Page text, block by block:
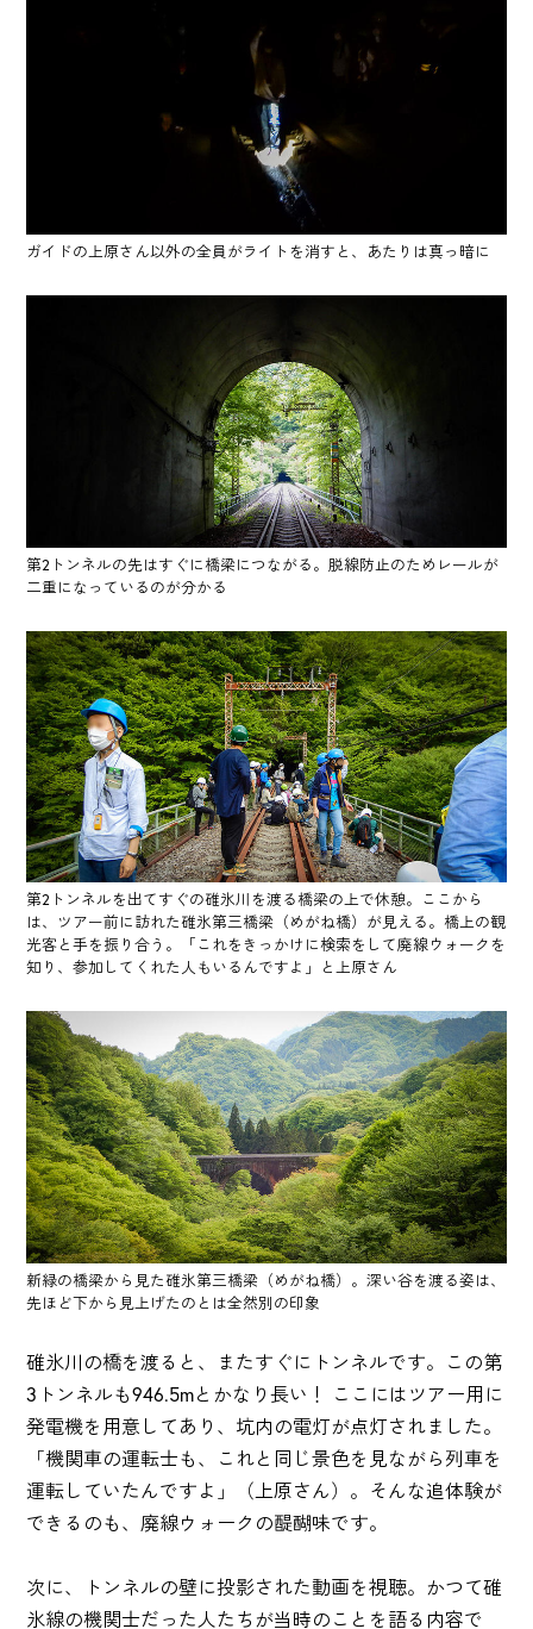
ガイドの上原さん以外の全員がライトを消すと、あたりは真っ暗に
第2トンネルの先はすぐに橋梁につながる。脱線防止のためレールが
二重になっているのが分かる
第2トンネルを出てすぐの碓氷川を渡る橋梁の上で休憩。ここから
は、ツアー前に訪れた碓氷第三橋梁（めがね橋）が見える。橋上の観
光客と手を振り合う。「これをきっかけに検索をして廃線ウォークを
知り、参加してくれた人もいるんですよ」と上原さん
新緑の橋梁から見た碓氷第三橋梁（めがね橋）。深い谷を渡る姿は、
先ほど下から見上げたのとは全然別の印象
碓氷川の橋を渡ると、またすぐにトンネルです。この第
3トンネルも946.5mとかなり長い！ ここにはツアー用に
発電機を用意してあり、坑内の電灯が点灯されました。
「機関車の運転士も、これと同じ景色を見ながら列車を
運転していたんですよ」（上原さん）。そんな追体験が
できるのも、廃線ウォークの醍醐味です。
次に、トンネルの壁に投影された動画を視聴。かつて碓
氷線の機関士だった人たちが当時のことを語る内容で